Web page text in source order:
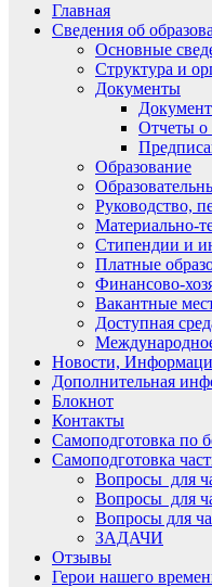
Главная
Сведения об
Основные
Структура и
Документы
Отчеты о
Образование
Руководство,
Материально-
Стипендии и
Платные
Финансово-
Вакантные
Доступная
Новости,
Дополнительная
Блокнот
Контакты
Самоподготовка по
Самоподготовка
Вопросы для
Вопросы для
Вопросы для
ЗАДАЧИ
Отзывы
Герои нашего